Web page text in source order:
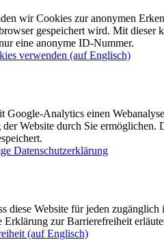
wir Cookies zur anonymen
gespeichert wird. Mit dieser
eine anonyme ID-Nummer.
verwenden (auf Englisch)
Google-Analytics einen
Website durch Sie
Datenschutzerklärung
diese Website für jeden
Erklärung zur Barrierefreiheit
(auf Englisch)